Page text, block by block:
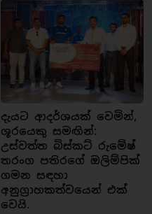
දැයට ආදර්ශයක් වෙමින්,
ශූරයෙකු සමඟින්:
උස්වත්ත බිස්කට් රුමේෂ්
තරංග පතිරගේ ඔලිම්පික්
ගමන සඳහා
අනුග්‍රාහකත්වයෙන් එක්
වෙයි.